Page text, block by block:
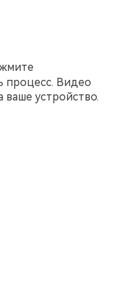
процесс. Видео
устройство.